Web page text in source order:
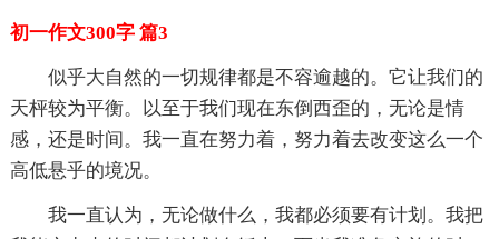
初一作文300字 篇3
似乎大自然的一切规律都是不容逾越的。它让我们的
天枰较为平衡。以至于我们现在东倒西歪的，无论是情
感，还是时间。我一直在努力着，努力着去改变这么一个
高低悬乎的境况。
我一直认为，无论做什么，我都必须要有计划。我把